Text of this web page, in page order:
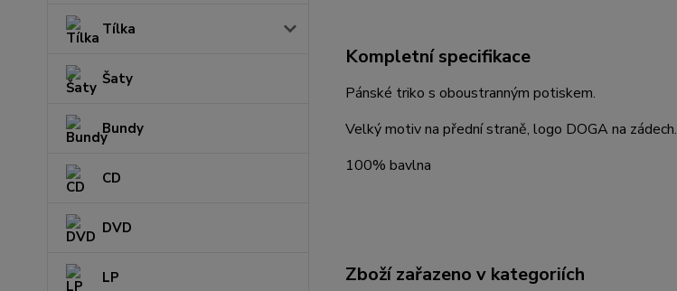
Tílka
Šaty
Bundy
CD
DVD
LP
Kompletní specifikace
Pánské triko s oboustranným potiskem.
Velký motiv na přední straně, logo DOGA na zádech.
100% bavlna
Zboží zařazeno v kategoriích